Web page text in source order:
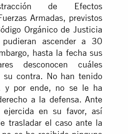
de Efectos
Armadas, previstos
Orgánico de Justicia
ascender a 30
hasta la fecha sus
desconocen cuáles
su contra. No han tenido
y por ende, no se le ha
a la defensa. Ante
en su favor, así
trasladar el caso ante la